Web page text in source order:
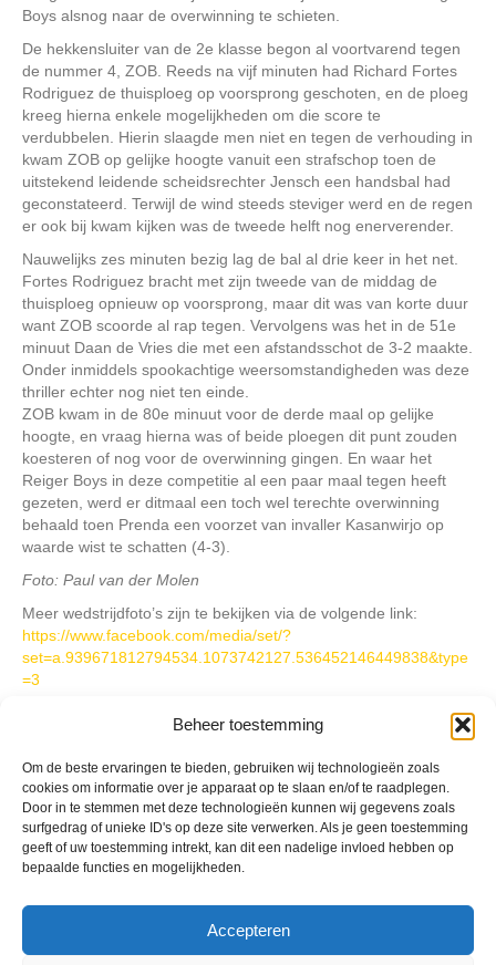
Beheer toestemming
Om de beste ervaringen te bieden, gebruiken wij technologieën zoals
cookies om informatie over je apparaat op te slaan en/of te raadplegen.
Door in te stemmen met deze technologieën kunnen wij gegevens zoals
surfgedrag of unieke ID's op deze site verwerken. Als je geen toestemming
geeft of uw toestemming intrekt, kan dit een nadelige invloed hebben op
bepaalde functies en mogelijkheden.
Accepteren
Boys alsnog naar de overwinning te schieten.
De hekkensluiter van de 2e klasse begon al voortvarend tegen
de nummer 4, ZOB. Reeds na vijf minuten had Richard Fortes
Rodriguez de thuisploeg op voorsprong geschoten, en de ploeg
kreeg hierna enkele mogelijkheden om die score te
verdubbelen. Hierin slaagde men niet en tegen de verhouding in
kwam ZOB op gelijke hoogte vanuit een strafschop toen de
uitstekend leidende scheidsrechter Jensch een handsbal had
geconstateerd. Terwijl de wind steeds steviger werd en de regen
er ook bij kwam kijken was de tweede helft nog enerverender.
Nauwelijks zes minuten bezig lag de bal al drie keer in het net.
Fortes Rodriguez bracht met zijn tweede van de middag de
thuisploeg opnieuw op voorsprong, maar dit was van korte duur
want ZOB scoorde al rap tegen. Vervolgens was het in de 51e
minuut Daan de Vries die met een afstandsschot de 3-2 maakte.
Onder inmiddels spookachtige weersomstandigheden was deze
thriller echter nog niet ten einde.
ZOB kwam in de 80e minuut voor de derde maal op gelijke
hoogte, en vraag hierna was of beide ploegen dit punt zouden
koesteren of nog voor de overwinning gingen. En waar het
Reiger Boys in deze competitie al een paar maal tegen heeft
gezeten, werd er ditmaal een toch wel terechte overwinning
behaald toen Prenda een voorzet van invaller Kasanwirjo op
waarde wist te schatten (4-3).
Foto: Paul van der Molen
Meer wedstrijdfoto’s zijn te bekijken via de volgende link:
https://www.facebook.com/media/set/?
set=a.939671812794534.1073742127.536452146449838&type
=3